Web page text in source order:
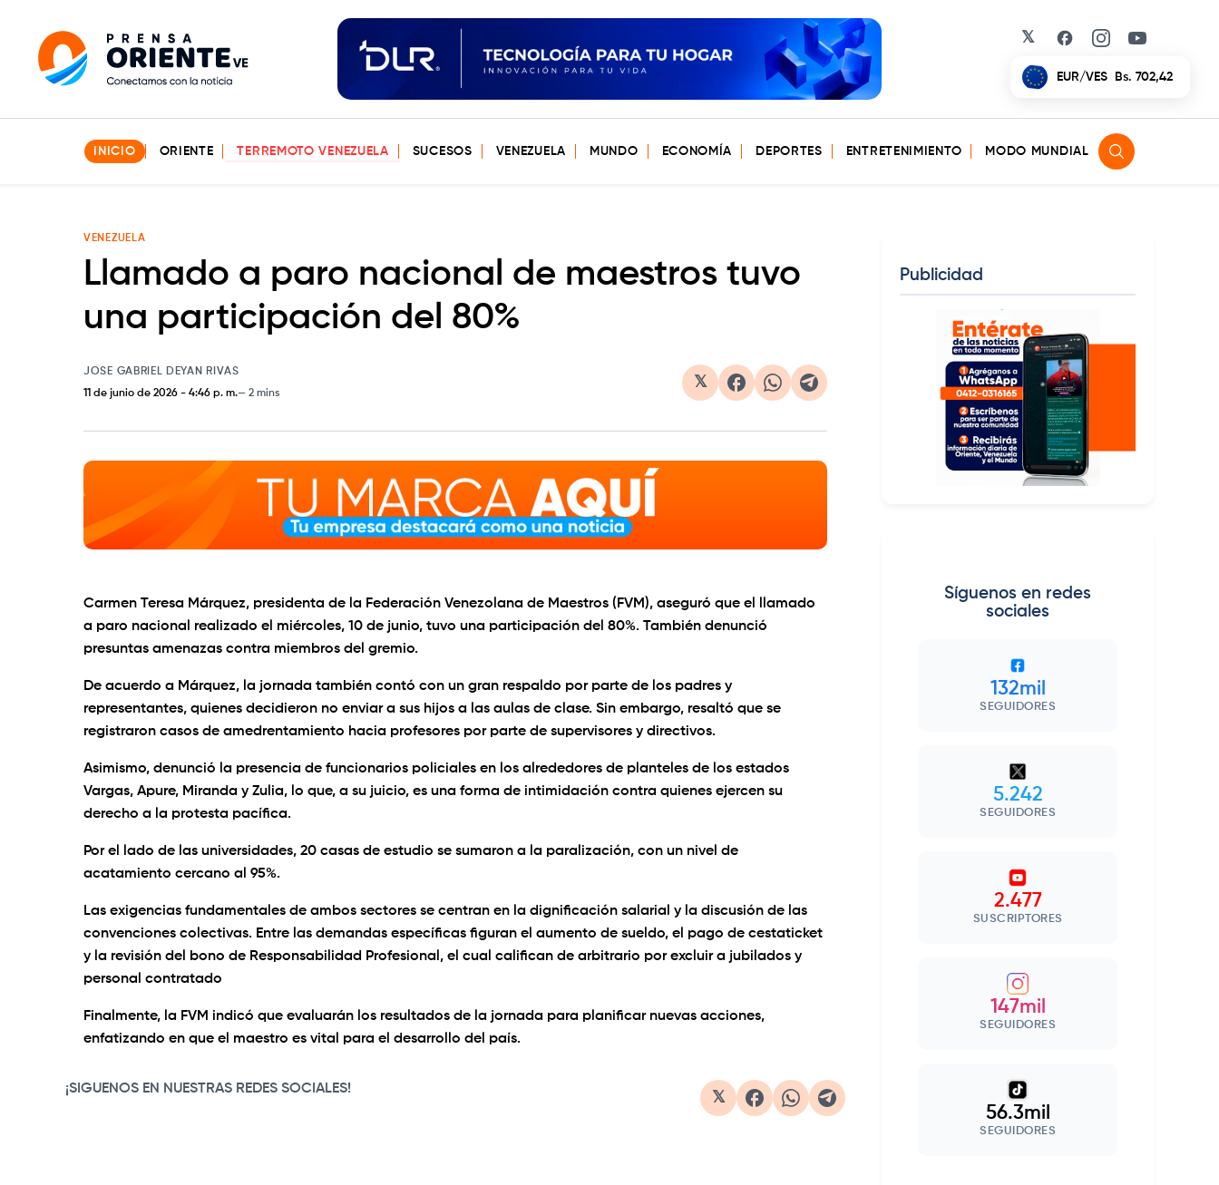
𝕏 Facebook
Instagram
YouTube
EUR/VES Bs. 702,42
INICIO ORIENTE TERREMOTO VENEZUELA SUCESOS VENEZUELA MUNDO ECONOMÍA DEPORTES ENTRETENIMIENTO MODO MUNDIAL
VENEZUELA
Llamado a paro nacional de maestros tuvo
una participación del 80%
JOSE GABRIEL DEYAN RIVAS
11 de junio de 2026 - 4:46 p. m. 2 mins
𝕏
Carmen Teresa Márquez, presidenta de la Federación Venezolana de Maestros (FVM), aseguró que el llamado
a paro nacional realizado el miércoles, 10 de junio, tuvo una participación del 80%. También denunció
presuntas amenazas contra miembros del gremio.
De acuerdo a Márquez, la jornada también contó con un gran respaldo por parte de los padres y
representantes, quienes decidieron no enviar a sus hijos a las aulas de clase. Sin embargo, resaltó que se
registraron casos de amedrentamiento hacia profesores por parte de supervisores y directivos.
Asimismo, denunció la presencia de funcionarios policiales en los alrededores de planteles de los estados
Vargas, Apure, Miranda y Zulia, lo que, a su juicio, es una forma de intimidación contra quienes ejercen su
derecho a la protesta pacífica.
Por el lado de las universidades, 20 casas de estudio se sumaron a la paralización, con un nivel de
acatamiento cercano al 95%.
Las exigencias fundamentales de ambos sectores se centran en la dignificación salarial y la discusión de las
convenciones colectivas. Entre las demandas específicas figuran el aumento de sueldo, el pago de cestaticket
y la revisión del bono de Responsabilidad Profesional, el cual califican de arbitrario por excluir a jubilados y
personal contratado
Finalmente, la FVM indicó que evaluarán los resultados de la jornada para planificar nuevas acciones,
enfatizando en que el maestro es vital para el desarrollo del país.
¡SIGUENOS EN NUESTRAS REDES SOCIALES!
𝕏
Publicidad
Síguenos en redes
sociales
132mil
SEGUIDORES
5.242
SEGUIDORES
2.477
SUSCRIPTORES
147mil
SEGUIDORES
56.3mil
SEGUIDORES